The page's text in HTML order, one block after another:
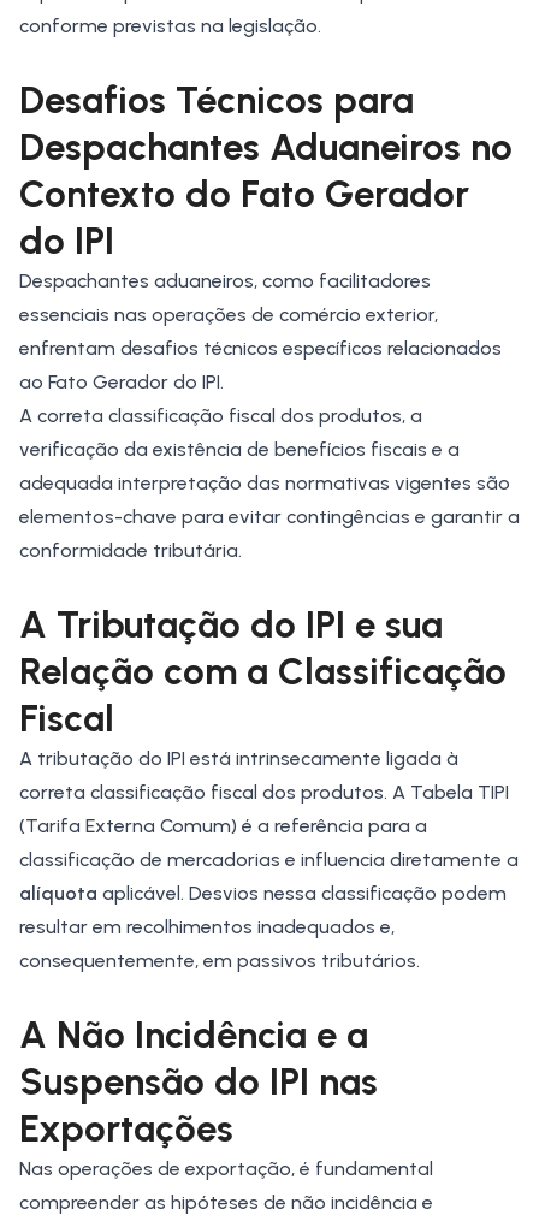
conforme previstas na legislação.
Desafios Técnicos para
Despachantes Aduaneiros no
Contexto do Fato Gerador
do IPI
Despachantes aduaneiros, como facilitadores
essenciais nas operações de comércio exterior,
enfrentam desafios técnicos específicos relacionados
ao Fato Gerador do IPI.
A correta classificação fiscal dos produtos, a
verificação da existência de benefícios fiscais e a
adequada interpretação das normativas vigentes são
elementos-chave para evitar contingências e garantir a
conformidade tributária.
A Tributação do IPI e sua
Relação com a Classificação
Fiscal
A tributação do IPI está intrinsecamente ligada à
correta classificação fiscal dos produtos. A Tabela TIPI
(Tarifa Externa Comum) é a referência para a
classificação de mercadorias e influencia diretamente a
alíquota aplicável. Desvios nessa classificação podem
resultar em recolhimentos inadequados e,
consequentemente, em passivos tributários.
A Não Incidência e a
Suspensão do IPI nas
Exportações
Nas operações de exportação, é fundamental
compreender as hipóteses de não incidência e